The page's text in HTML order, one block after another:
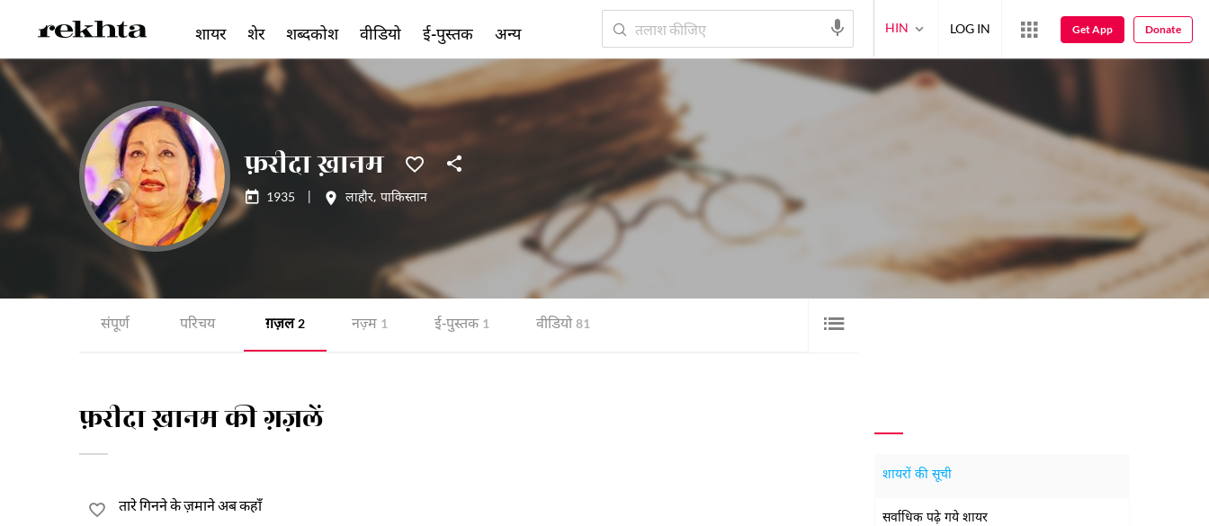
फ़रीदा ख़ानम
1935 लाहौर, पाकिस्तान
संपूर्ण परिचय ग़ज़ल 2 नज़्म 1 ई-पुस्तक 1 वीडियो 81
फ़रीदा ख़ानम की ग़ज़लें
तारे गिनने के ज़माने अब कहाँ
शायरों की सूची
सर्वाधिक पढ़े गये शायर
शायर शेर शब्दकोश वीडियो ई-पुस्तक अन्य HIN LOG IN Get App Donate